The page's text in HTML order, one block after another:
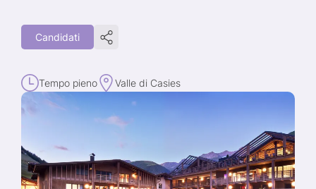
Candidati
Tempo pieno Valle di Casies